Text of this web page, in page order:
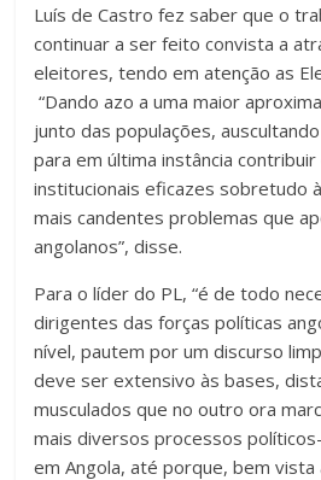
Luís de Castro fez saber que o
continuar a ser feito convista a
eleitores, tendo em atenção as
“Dando azo a uma maior
junto das populações,
para em última instância
institucionais eficazes sobretudo
mais candentes problemas que
angolanos”, disse.
Para o líder do PL, “é de todo
dirigentes das forças políticas
nível, pautem por um discurso
deve ser extensivo às bases,
musculados que no outro ora
mais diversos processos
em Angola, até porque, bem